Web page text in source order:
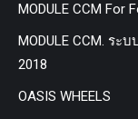
MODULE CCM For
MODULE CCM. ระ
2018
OASIS WHEELS